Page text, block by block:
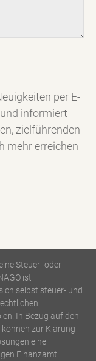
per E-
informiert
zielführenden
mehr erreichen
Steuer- oder
ist
selbst steuer- und
In Bezug auf den
zur Klärung
eine
Finanzamt